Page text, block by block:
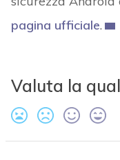
pagina ufficiale.
Valuta la